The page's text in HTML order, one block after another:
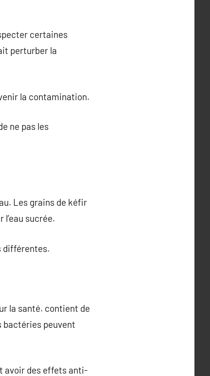
certaines
perturber la
la contamination.
ne pas les
Les grains de kéfir
sucrée.
différentes.
la santé. contient de
bactéries peuvent
avoir des effets anti-